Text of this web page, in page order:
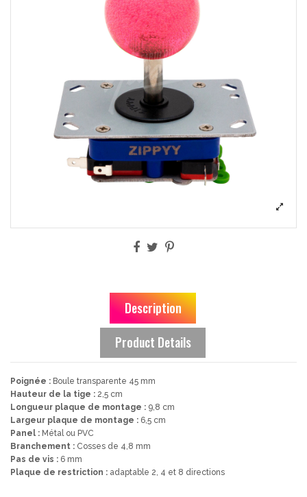
Description
Product Details
Poignée : Boule transparente 45 mm
Hauteur de la tige : 2,5 cm
Longueur plaque de montage : 9,8 cm
Largeur plaque de montage : 6,5 cm
Panel : Métal ou PVC
Branchement : Cosses de 4,8 mm
Pas de vis : 6 mm
Plaque de restriction : adaptable 2, 4 et 8 directions